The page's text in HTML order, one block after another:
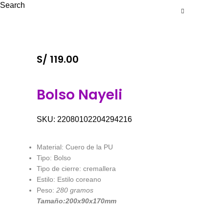
Search
S/ 119.00
Bolso Nayeli
SKU: 22080102204294216
Material: Cuero de la PU
Tipo: Bolso
Tipo de cierre: cremallera
Estilo: Estilo coreano
Peso: 280 gramos
Tamaño:200x90x170mm